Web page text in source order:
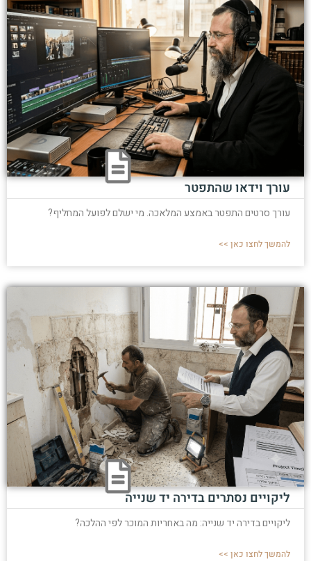
עורך וידאו שהתפטר
עורך סרטים התפטר באמצע המלאכה. מי ישלם לפועל המחליף?
להמשך לחצו כאן >>
ליקויים נסתרים בדירה יד שנייה
ליקויים בדירה יד שנייה: מה באחריות המוכר לפי ההלכה?
להמשך לחצו כאן >>